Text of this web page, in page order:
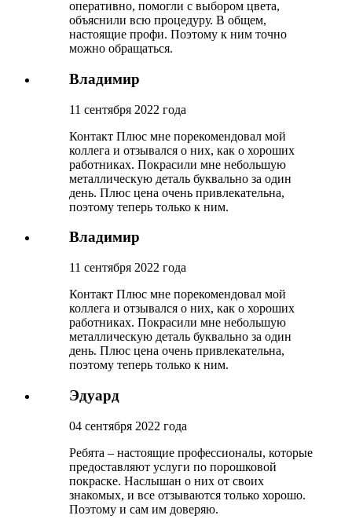
оперативно, помогли с выбором цвета,
объяснили всю процедуру. В общем,
настоящие профи. Поэтому к ним точно
можно обращаться.
Владимир
11 сентября 2022 года
Контакт Плюс мне порекомендовал мой
коллега и отзывался о них, как о хороших
работниках. Покрасили мне небольшую
металлическую деталь буквально за один
день. Плюс цена очень привлекательна,
поэтому теперь только к ним.
Владимир
11 сентября 2022 года
Контакт Плюс мне порекомендовал мой
коллега и отзывался о них, как о хороших
работниках. Покрасили мне небольшую
металлическую деталь буквально за один
день. Плюс цена очень привлекательна,
поэтому теперь только к ним.
Эдуард
04 сентября 2022 года
Ребята – настоящие профессионалы, которые
предоставляют услуги по порошковой
покраске. Наслышан о них от своих
знакомых, и все отзываются только хорошо.
Поэтому и сам им доверяю.